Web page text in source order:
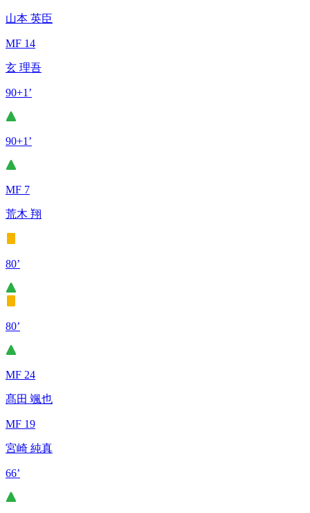
山本 英臣
MF 14
玄 理吾
90+1’
90+1’
MF 7
荒木 翔
80’
80’
MF 24
髙田 颯也
MF 19
宮崎 純真
66’